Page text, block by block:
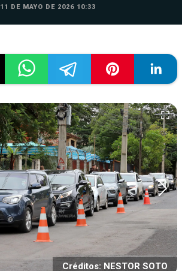
11 DE MAYO DE 2026 10:33
Créditos: NESTOR SOTO